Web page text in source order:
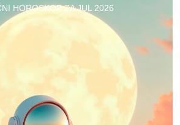
HOROSKOP ZA JUL 2026